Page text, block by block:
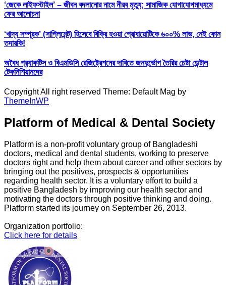
‘জেকে লাইফস্টাইল’ – জীবন বদলানোর নামে নীরব মৃত্যু; সামাজিক যোগাযোগমাধ্যমে
ফের আলোচনা
‘খাদ্য সম্পূরক’ (সাপ্লিমেন্ট) হিসেবে বিক্রি হওয়া প্রোবায়োটিকে ৬০০% লাভ, নেই কোন
তদারকি!
অবৈধ প্র‍্যাকটিস ও বিএমডিসি রেজিষ্ট্রেশনের দাবিতে জনদুর্ভোগ তৈরির চেষ্টা ডেন্টাল
টেকনিশিয়ানদের
Copyright All right reserved Theme: Default Mag by
ThemeInWP
Platform of Medical & Dental Society
Platform is a non-profit voluntary group of Bangladeshi
doctors, medical and dental students, working to preserve
doctors right and help them about career and other sectors by
bringing out the positives, prospects & opportunities
regarding health sector. It is a voluntary effort to build a
positive Bangladesh by improving our health sector and
motivating the doctors through positive thinking and doing.
Platform started its journey on September 26, 2013.
Organization portfolio:
Click here for details